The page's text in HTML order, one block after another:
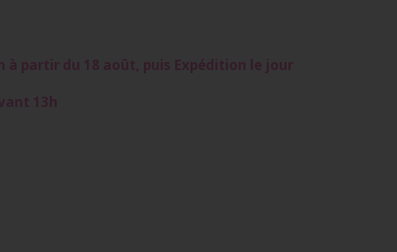
à partir du 18 août, puis Expédition le jour
13h